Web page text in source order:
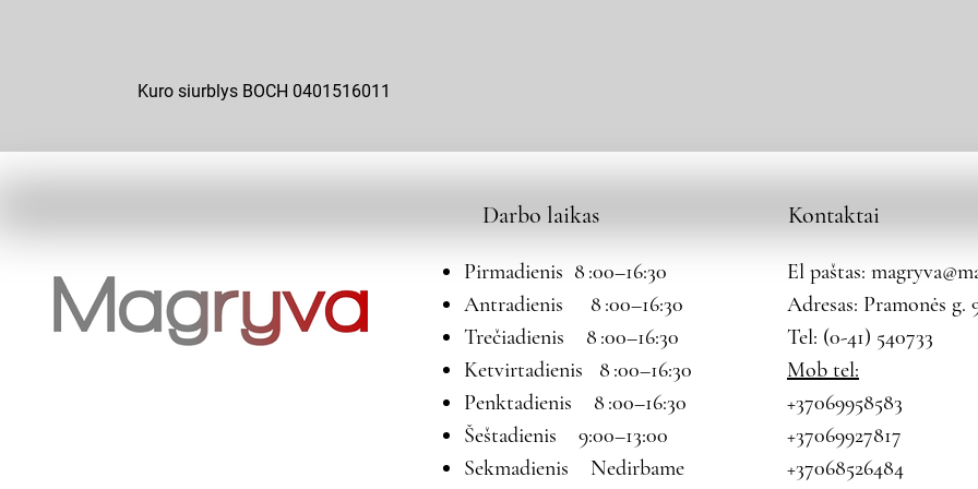
Kuro siurblys BOCH 0401516011
Darbo laikas
Pirmadienis 8 :00–16:30
Antradienis 8 :00–16:30
Trečiadienis 8 :00–16:30
Ketvirtadienis 8 :00–16:30
Penktadienis 8 :00–16:30
Šeštadienis 9:00–13:00
Sekmadienis Nedirbame
Kontaktai
El paštas:
Adresas: Pramonės g.
Tel: (0-41) 540733
Mob tel:
+37069958583
+37069927817
+37068526484